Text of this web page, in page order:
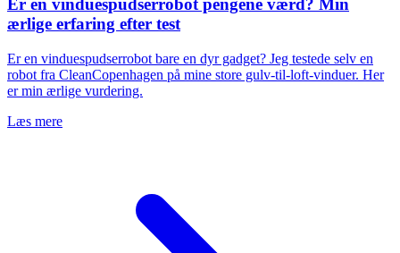
Er en vinduespudserrobot pengene værd? Min
ærlige erfaring efter test
Er en vinduespudserrobot bare en dyr gadget? Jeg testede selv en
robot fra CleanCopenhagen på mine store gulv-til-loft-vinduer. Her
er min ærlige vurdering.
Læs mere